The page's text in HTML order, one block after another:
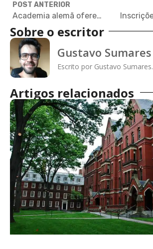
POST ANTERIOR
Academia alemã oferece bolsa de 1.200 euros por mês para projetos de pesquisa
Sobre o escritor
Gustavo Sumares
Escrito por Gustavo Sumares.
Artigos relacionados